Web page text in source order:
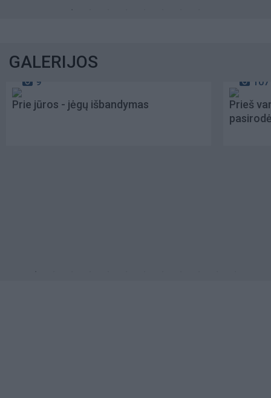
GALERIJOS
9
Prie jūros - jėgų išbandymas
107
Prieš